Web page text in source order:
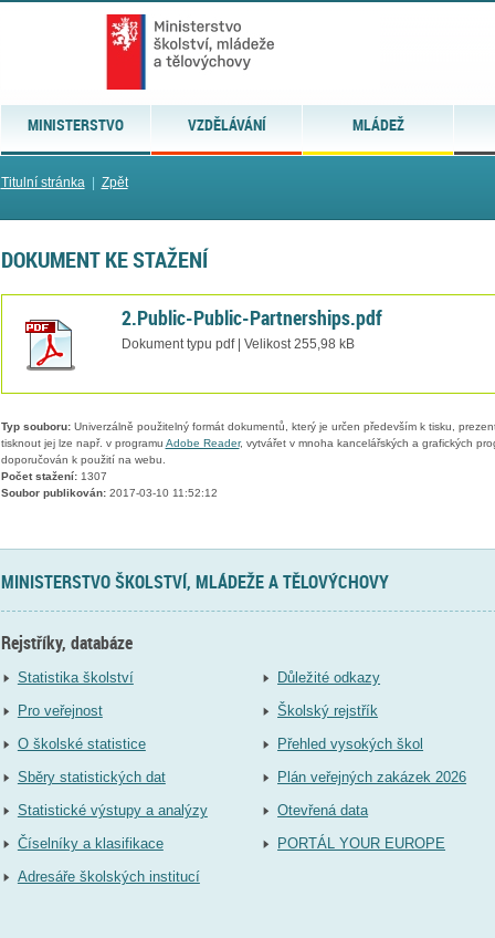
MINISTERSTVO VZDĚLÁVÁNÍ MLÁDEŽ
Titulní stránka| Zpět
DOKUMENT KE STAŽENÍ
2.Public-Public-Partnerships.pdf
Dokument typu pdf | Velikost 255,98 kB
Typ souboru:Univerzálně použitelný formát dokumentů, který je určen především k tisku,
tisknout jej lze např. v programu Adobe Reader, vytvářet v mnoha kancelářských a grafických
doporučován k použití na webu.
Počet stažení:1307
Soubor publikován:2017-03-10 11:52:12
MINISTERSTVO ŠKOLSTVÍ, MLÁDEŽE A TĚLOVÝCHOVY
Rejstříky, databáze
Statistika školství
Pro veřejnost
O školské statistice
Sběry statistických dat
Statistické výstupy a analýzy
Číselníky a klasifikace
Adresáře školských institucí
Důležité odkazy
Školský rejstřík
Přehled vysokých škol
Plán veřejných zakázek 2026
Otevřená data
PORTÁL YOUR EUROPE